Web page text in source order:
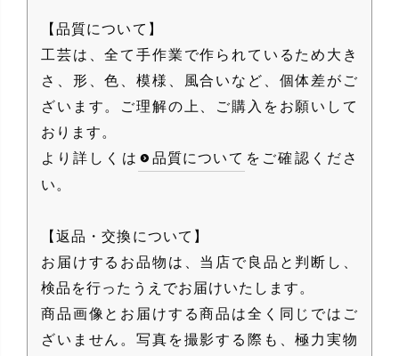
【品質について】
工芸は、全て手作業で作られているため大き
さ、形、色、模様、風合いなど、個体差がご
ざいます。ご理解の上、ご購入をお願いして
おります。
より詳しくは
品質について をご確認くださ
い。
【返品・交換について】
お届けするお品物は、当店で良品と判断し、
検品を行ったうえでお届けいたします。
商品画像とお届けする商品は全く同じではご
ざいません。写真を撮影する際も、極力実物